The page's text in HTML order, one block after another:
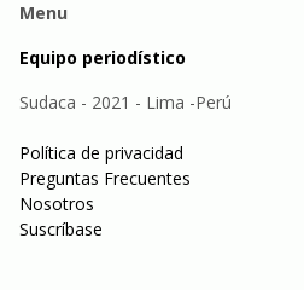
Menu
Equipo periodístico
Sudaca - 2021 - Lima -Perú
Política de privacidad
Preguntas Frecuentes
Nosotros
Suscríbase